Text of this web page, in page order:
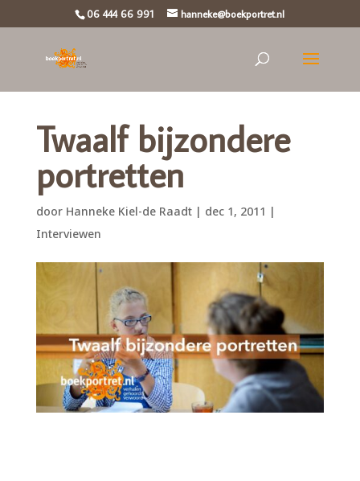
06 444 66 991 hanneke@boekportret.nl
Twaalf bijzondere
portretten
door Hanneke Kiel-de Raadt| dec 1, 2011 |
Interviewen